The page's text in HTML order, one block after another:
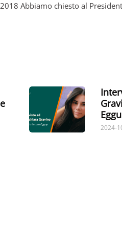
Abbiamo chiesto al
2024-